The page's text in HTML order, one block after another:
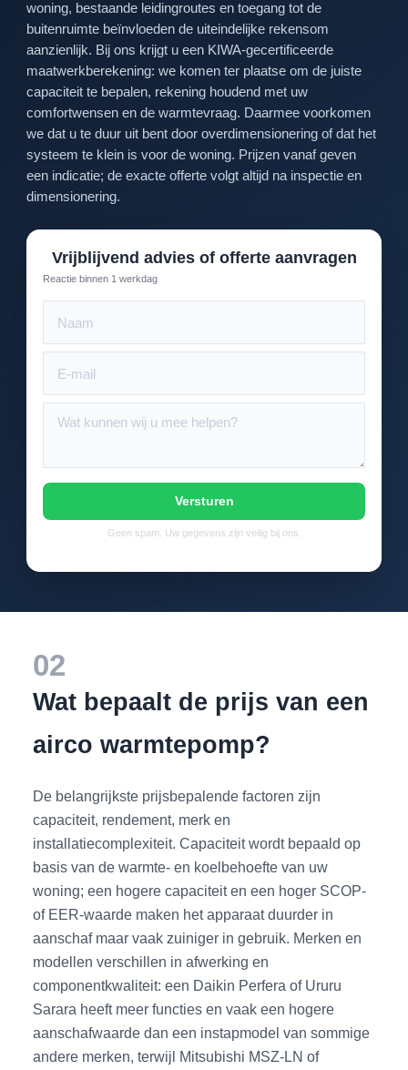
woning, bestaande leidingroutes en toegang tot de
buitenruimte beïnvloeden de uiteindelijke rekensom
aanzienlijk. Bij ons krijgt u een KIWA-gecertificeerde
maatwerkberekening: we komen ter plaatse om de juiste
capaciteit te bepalen, rekening houdend met uw
comfortwensen en de warmtevraag. Daarmee voorkomen
we dat u te duur uit bent door overdimensionering of dat het
systeem te klein is voor de woning. Prijzen vanaf geven
een indicatie; de exacte offerte volgt altijd na inspectie en
dimensionering.
Vrijblijvend advies of offerte aanvragen
Reactie binnen 1 werkdag
Versturen
Geen spam. Uw gegevens zijn veilig bij ons.
02
Wat bepaalt de prijs van een
airco warmtepomp?
De belangrijkste prijsbepalende factoren zijn
capaciteit, rendement, merk en
installatiecomplexiteit. Capaciteit wordt bepaald op
basis van de warmte- en koelbehoefte van uw
woning; een hogere capaciteit en een hoger SCOP-
of EER-waarde maken het apparaat duurder in
aanschaf maar vaak zuiniger in gebruik. Merken en
modellen verschillen in afwerking en
componentkwaliteit: een Daikin Perfera of Ururu
Sarara heeft meer functies en vaak een hogere
aanschafwaarde dan een instapmodel van sommige
andere merken, terwijl Mitsubishi MSZ-LN of